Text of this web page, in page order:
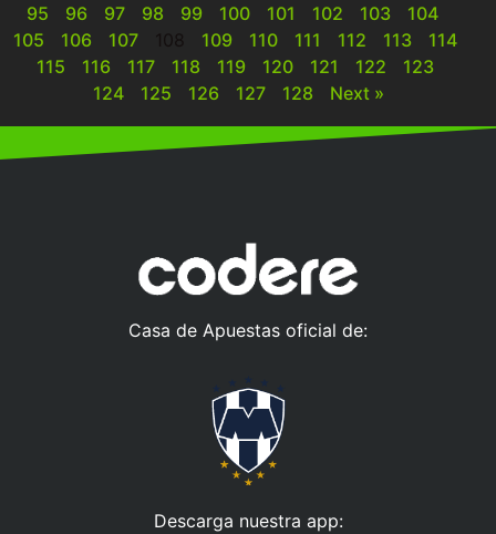
95
96 97 98 99 100 101 102 103
104
105
106 107 109 110 111 112 113
114
115
116 117 118 119 120 121 122
123
124
125 126 127 128 Next »
Casa de Apuestas oficial de:
Descarga nuestra app: